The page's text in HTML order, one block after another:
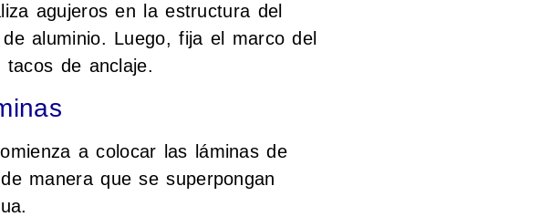
agujeros en la estructura del
aluminio. Luego, fija el marco del
de anclaje.
a colocar las láminas de
manera que se superpongan